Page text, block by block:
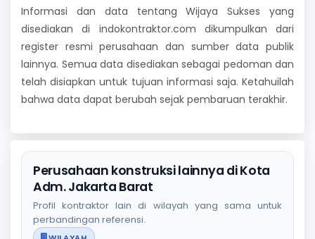
Informasi dan data tentang Wijaya Sukses yang
disediakan di indokontraktor.com dikumpulkan dari
register resmi perusahaan dan sumber data publik
lainnya. Semua data disediakan sebagai pedoman dan
telah disiapkan untuk tujuan informasi saja. Ketahuilah
bahwa data dapat berubah sejak pembaruan terakhir.
Perusahaan konstruksi lainnya di Kota
Adm. Jakarta Barat
Profil kontraktor lain di wilayah yang sama untuk
perbandingan referensi.